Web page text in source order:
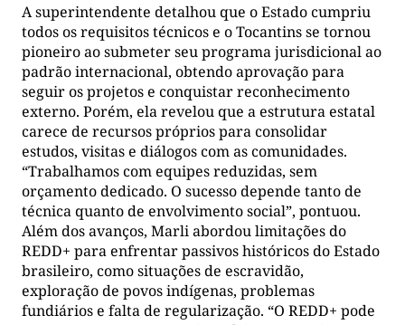
A superintendente detalhou que o Estado cumpriu
todos os requisitos técnicos e o Tocantins se tornou
pioneiro ao submeter seu programa jurisdicional ao
padrão internacional, obtendo aprovação para
seguir os projetos e conquistar reconhecimento
externo. Porém, ela revelou que a estrutura estatal
carece de recursos próprios para consolidar
estudos, visitas e diálogos com as comunidades.
“Trabalhamos com equipes reduzidas, sem
orçamento dedicado. O sucesso depende tanto de
técnica quanto de envolvimento social”, pontuou.
Além dos avanços, Marli abordou limitações do
REDD+ para enfrentar passivos históricos do Estado
brasileiro, como situações de escravidão,
exploração de povos indígenas, problemas
fundiários e falta de regularização. “O REDD+ pode